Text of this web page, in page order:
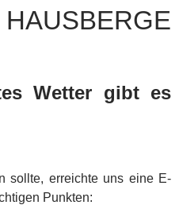
Wetter gibt es
sollte, erreichte uns eine E-
Punkten: